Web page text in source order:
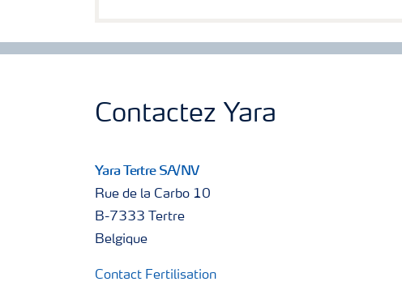
Contactez Yara
Yara Tertre SA/NV
Rue de la Carbo 10
B-7333 Tertre
Belgique
Contact Fertilisation